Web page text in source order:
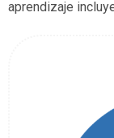
aprendizaje